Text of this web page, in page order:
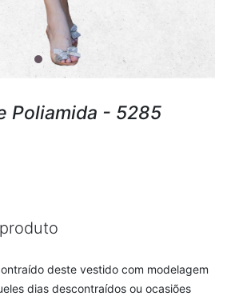
Poliamida - 5285
deste vestido com modelagem
dias descontraídos ou ocasiões